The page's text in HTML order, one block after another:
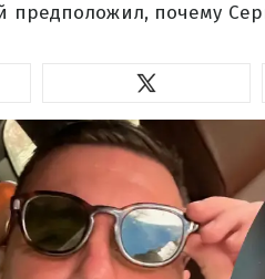
предположил, почему